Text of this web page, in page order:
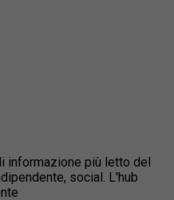
informazione più letto del
social. L'hub